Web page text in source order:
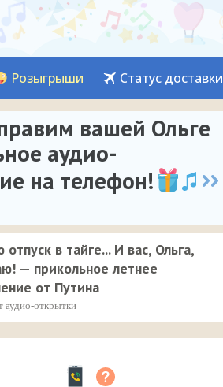
Розыгрыши Статус доставки
вашей Ольге
аудио-
на телефон!
отпуск в тайге... И вас, Ольга,
— прикольное летнее
от Путина
аудио-открытки